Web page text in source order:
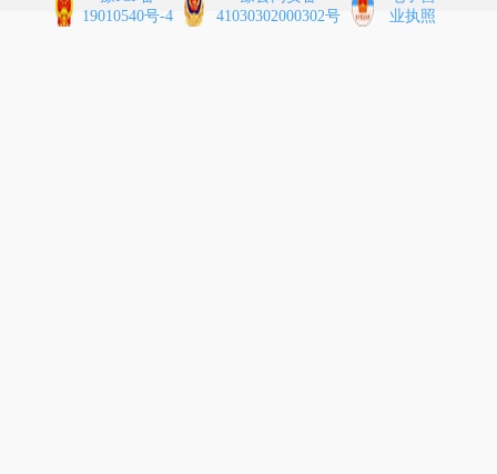
19010540号-4
41030302000302号
业执照